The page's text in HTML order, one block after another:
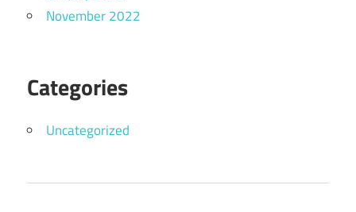
November 2022
Categories
Uncategorized